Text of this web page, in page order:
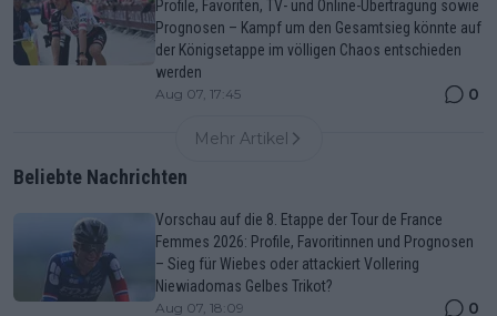
Profile, Favoriten, TV- und Online-Übertragung sowie
Prognosen – Kampf um den Gesamtsieg könnte auf
der Königsetappe im völligen Chaos entschieden
werden
Aug 07, 17:45 0
Mehr Artikel
Beliebte Nachrichten
Vorschau auf die 8. Etappe der Tour de France
Femmes 2026: Profile, Favoritinnen und Prognosen
– Sieg für Wiebes oder attackiert Vollering
Niewiadomas Gelbes Trikot?
Aug 07, 18:09 0